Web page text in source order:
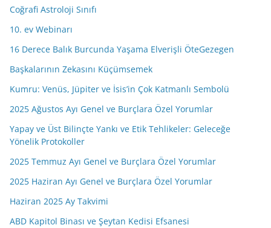
iCoğrafi Astroloji Sınıfı
10. ev Webinarı
16 Derece Balık Burcunda Yaşama Elverişli ÖteGezegen
Başkalarının Zekasını Küçümsemek
Kumru: Venüs, Jüpiter ve İsis’in Çok Katmanlı Sembolü
2025 Ağustos Ayı Genel ve Burçlara Özel Yorumlar
Yapay ve Üst Bilinçte Yankı ve Etik Tehlikeler: Geleceğe
Yönelik Protokoller
2025 Temmuz Ayı Genel ve Burçlara Özel Yorumlar
2025 Haziran Ayı Genel ve Burçlara Özel Yorumlar
Haziran 2025 Ay Takvimi
ABD Kapitol Binası ve Şeytan Kedisi Efsanesi